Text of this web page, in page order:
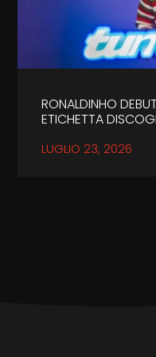
RONALDINHO
ETICHETTA
LUGLIO 23, 2026